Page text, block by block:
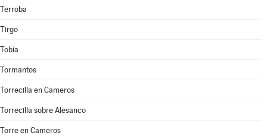
Terroba
Tirgo
Tobía
Tormantos
Torrecilla en Cameros
Torrecilla sobre Alesanco
Torre en Cameros